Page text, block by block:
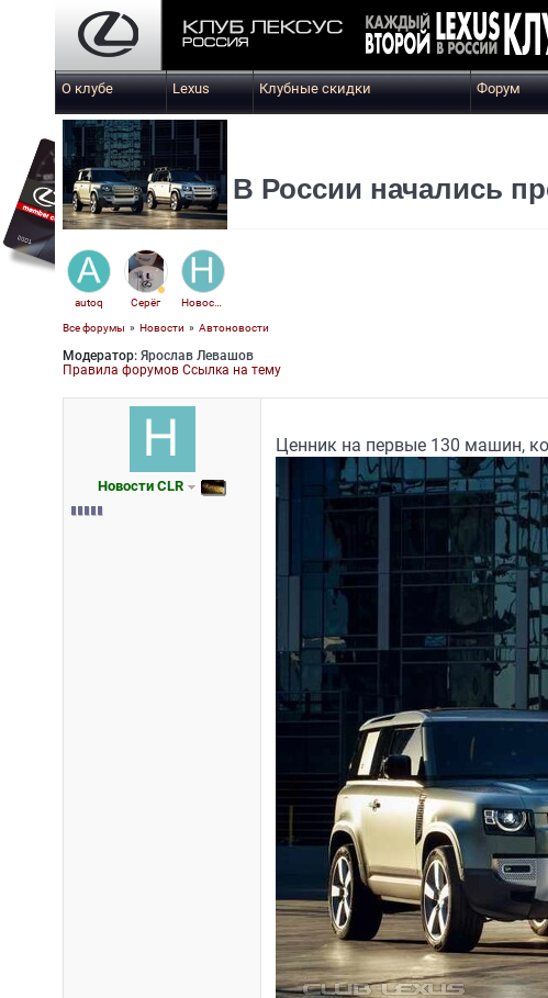
О клубе Lexus Клубные скидки Форум
В России начались
autoq Серёг Новости CLR
Все форумы » Новости » Автоновости
Модератор: Ярослав Левашов
Правила форумов Ссылка на тему
Новости CLR
Ценник на первые 130 машин,